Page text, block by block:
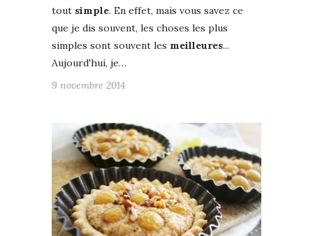
tout simple. En effet, mais vous savez ce
que je dis souvent, les choses les plus
simples sont souvent les meilleures...
Aujourd'hui, je…
9 novembre 2014